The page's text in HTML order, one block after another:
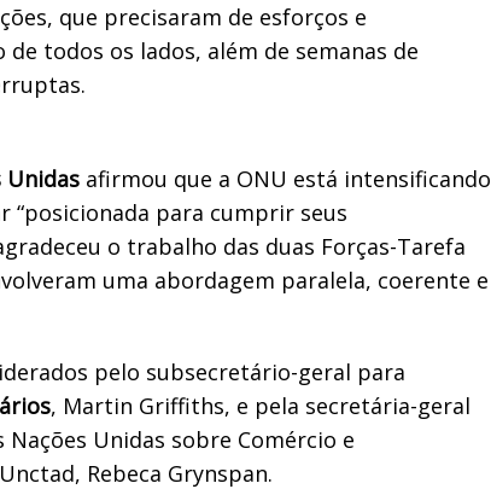
que precisaram de esforços e
todos os lados, além de semanas de
Unidas afirmou que a ONU está intensificando
“posicionada para cumprir seus
o trabalho das duas Forças-Tarefa
uma abordagem paralela, coerente e
pelo subsecretário-geral para
, Martin Griffiths, e pela secretária-geral
Nações Unidas sobre Comércio e
Rebeca Grynspan.